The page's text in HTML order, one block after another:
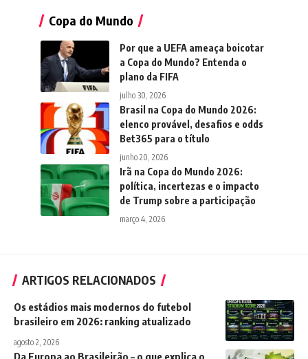
Copa do Mundo
Por que a UEFA ameaça boicotar
a Copa do Mundo? Entenda o
plano da FIFA
julho 30, 2026
Brasil na Copa do Mundo 2026:
elenco provável, desafios e odds
Bet365 para o título
junho 20, 2026
Irã na Copa do Mundo 2026:
política, incertezas e o impacto
de Trump sobre a participação
março 4, 2026
ARTIGOS RELACIONADOS
Os estádios mais modernos do futebol
brasileiro em 2026: ranking atualizado
agosto 2, 2026